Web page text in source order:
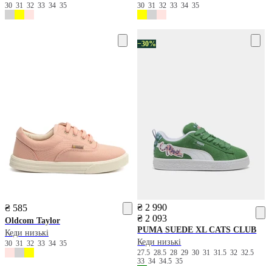
30 31 32 33 34 35 303132333435
₴ 585
Oldcom Taylor
Кеди низькі
30 31 32 33 34 35
−30%
₴ 2 990
₴ 2 093
PUMA SUEDE XL CATS CLUB
Кеди низькі
27.528.52829303131.53232.5
333434.535